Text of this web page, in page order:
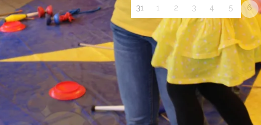
31
1 2 3 4 5 6
Zur Eventübersicht